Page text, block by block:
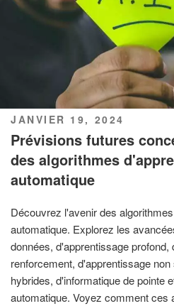
PUBLIÉ
LE
JANVIER 19, 2024
Prévisions futures
des algorithmes
automatique
Découvrez l'avenir des
automatique. Explorez les
données, d'apprentissage profond,
renforcement, d'apprentissage
hybrides, d'informatique de pointe
automatique. Voyez comment ces